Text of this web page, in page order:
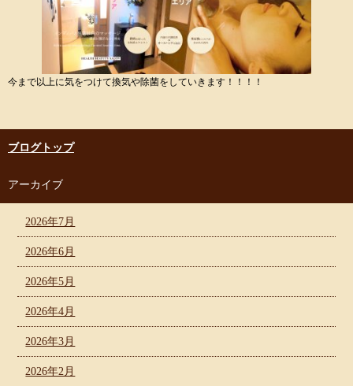
今まで以上に気をつけて換気や除菌をしていきます！！！！
ブログトップ
アーカイブ
2026年7月
2026年6月
2026年5月
2026年4月
2026年3月
2026年2月